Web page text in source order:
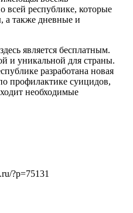
республике, которые
а также дневные и
является бесплатным.
и уникальной для страны.
разработана новая
профилактике суицидов,
необходимые
?p=75131